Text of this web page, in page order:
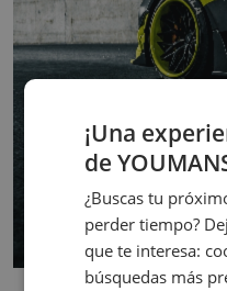
¡Una
de
¿Buscas tu
perder tiempo?
que te interesa:
búsquedas más